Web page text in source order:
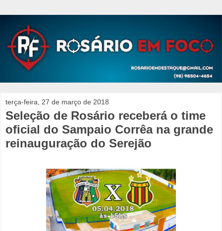
terça-feira, 27 de março de 2018
Seleção de Rosário receberá o time
oficial do Sampaio Corrêa na grande
reinauguração do Serejão